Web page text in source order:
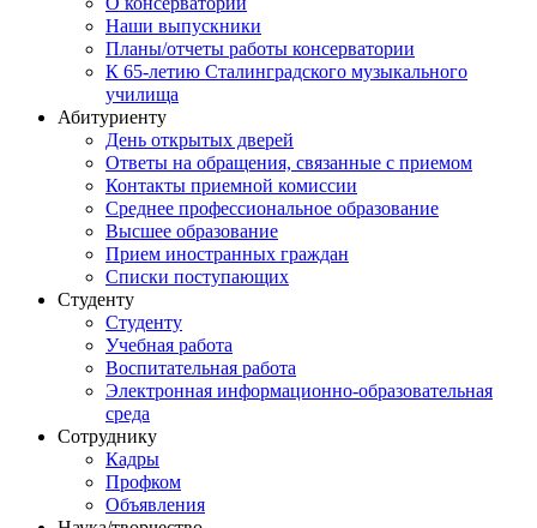
Наши выпускники
Планы/отчеты работы консерватории
К 65-летию Сталинградского музыкального
училища
Абитуриенту
День открытых дверей
Ответы на обращения, связанные с приемом
Контакты приемной комиссии
Среднее профессиональное образование
Высшее образование
Прием иностранных граждан
Списки поступающих
Студенту
Студенту
Учебная работа
Воспитательная работа
Электронная информационно-образовательная
среда
Сотруднику
Кадры
Профком
Объявления